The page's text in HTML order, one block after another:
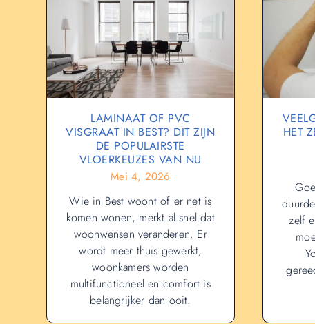
LAMINAAT OF PVC
VISGRAAT IN BEST? DIT ZIJN
DE POPULAIRSTE
VLOERKEUZES VAN NU
Mei 4, 2026
Wie in Best woont of er net is
komen wonen, merkt al snel dat
woonwensen veranderen. Er
wordt meer thuis gewerkt,
woonkamers worden
multifunctioneel en comfort is
belangrijker dan ooit.
HET
zelf